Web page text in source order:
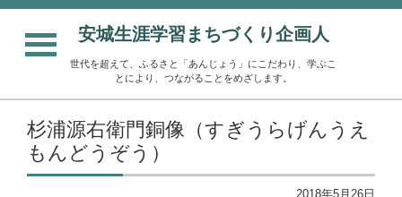
安城生涯学習まちづくり企画人
世代を超えて、ふるさと「あんじょう」にこだわり、学ぶこ
とにより、つながることをめざします。
杉浦源右衛門銅像（すぎうらげんうえ
もんどうぞう）
2018年5月26日